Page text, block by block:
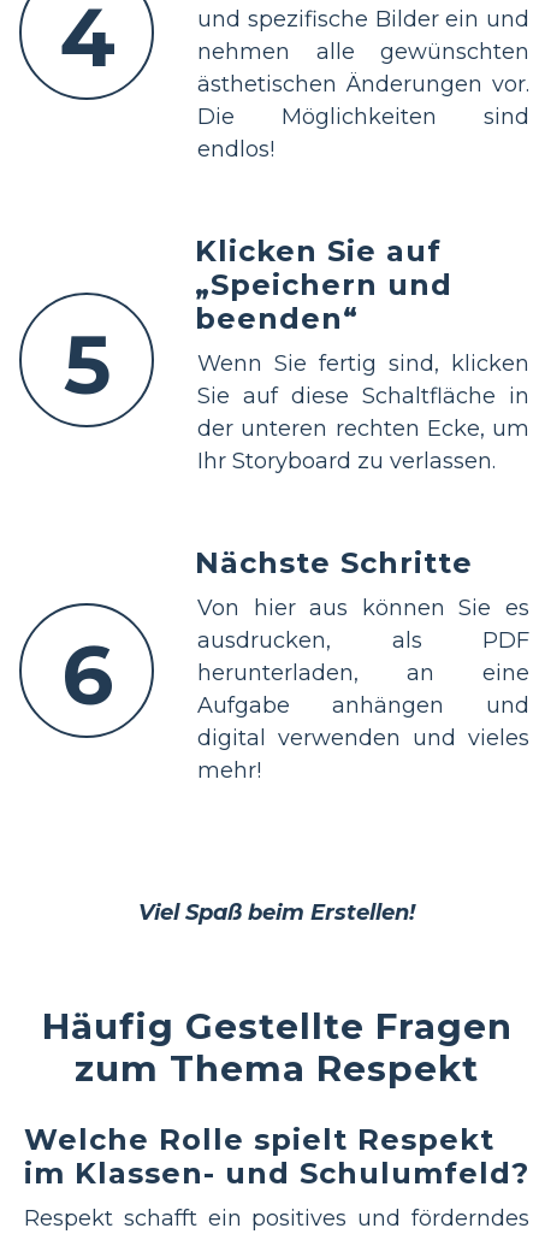
4
und spezifische Bilder ein und
nehmen alle gewünschten
ästhetischen Änderungen vor.
Die Möglichkeiten sind
endlos!
5
Klicken Sie auf
„Speichern und
beenden“
Wenn Sie fertig sind, klicken
Sie auf diese Schaltfläche in
der unteren rechten Ecke, um
Ihr Storyboard zu verlassen.
6
Nächste Schritte
Von hier aus können Sie es
ausdrucken, als PDF
herunterladen, an eine
Aufgabe anhängen und
digital verwenden und vieles
mehr!
Viel Spaß beim Erstellen!
Häufig Gestellte Fragen
zum Thema Respekt
Welche Rolle spielt Respekt
im Klassen- und Schulumfeld?
Respekt schafft ein positives und förderndes